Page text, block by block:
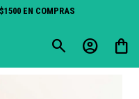
EN COMPRAS